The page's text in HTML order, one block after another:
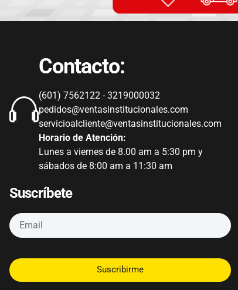
Contacto:
(601) 7562122 - 3219000032
pedidos@ventasinstitucionales.com
servicioalcliente@ventasinstitucionales.com
Horario de Atención:
Lunes a viernes de 8.00 am a 5:30 pm y
sábados de 8:00 am a 11:30 am
Suscríbete
Suscribirme